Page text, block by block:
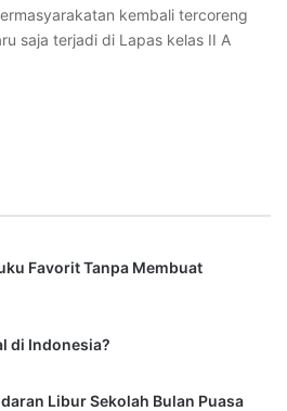
kembali tercoreng
saja terjadi di Lapas kelas II A
Favorit Tanpa Membuat
di Indonesia?
Libur Sekolah Bulan Puasa